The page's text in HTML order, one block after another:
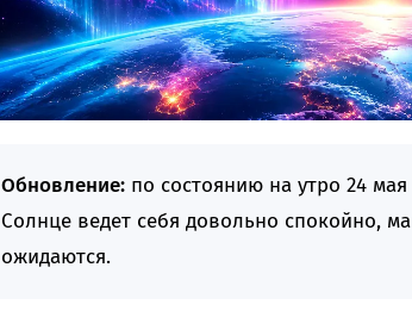
Обновление:по состоянию на утро 24
Солнце ведет себя довольно спокойно,
ожидаются.